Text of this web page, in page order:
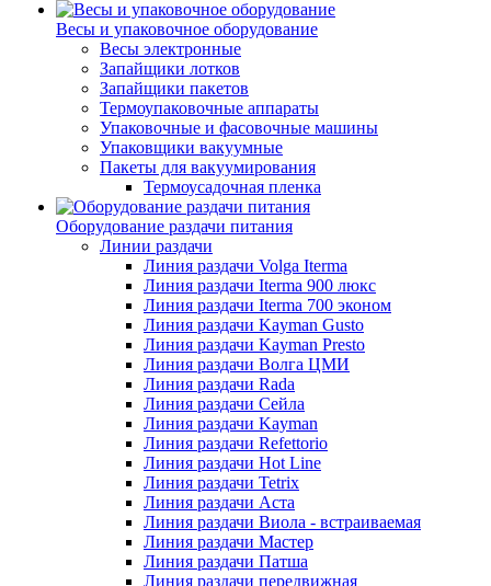
Весы и упаковочное оборудование
Весы электронные
Запайщики лотков
Запайщики пакетов
Термоупаковочные аппараты
Упаковочные и фасовочные машины
Упаковщики вакуумные
Пакеты для вакуумирования
Термоусадочная пленка
Оборудование раздачи питания
Линии раздачи
Линия раздачи Volga Iterma
Линия раздачи Iterma 900 люкс
Линия раздачи Iterma 700 эконом
Линия раздачи Kayman Gusto
Линия раздачи Kayman Presto
Линия раздачи Волга ЦМИ
Линия раздачи Rada
Линия раздачи Сейла
Линия раздачи Kayman
Линия раздачи Refettorio
Линия раздачи Hot Line
Линия раздачи Tetrix
Линия раздачи Аста
Линия раздачи Виола - встраиваемая
Линия раздачи Мастер
Линия раздачи Патша
Линия раздачи передвижная